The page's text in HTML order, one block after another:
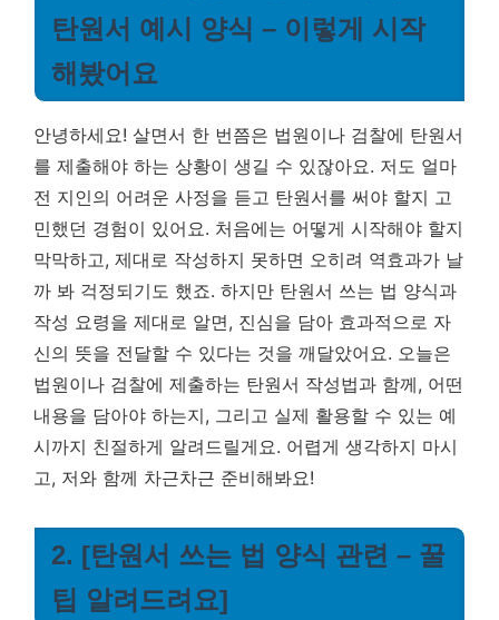
탄원서 예시 양식 – 이렇게 시작
해봤어요
안녕하세요! 살면서 한 번쯤은 법원이나 검찰에 탄원서
를 제출해야 하는 상황이 생길 수 있잖아요. 저도 얼마
전 지인의 어려운 사정을 듣고 탄원서를 써야 할지 고
민했던 경험이 있어요. 처음에는 어떻게 시작해야 할지
막막하고, 제대로 작성하지 못하면 오히려 역효과가 날
까 봐 걱정되기도 했죠. 하지만 탄원서 쓰는 법 양식과
작성 요령을 제대로 알면, 진심을 담아 효과적으로 자
신의 뜻을 전달할 수 있다는 것을 깨달았어요. 오늘은
법원이나 검찰에 제출하는 탄원서 작성법과 함께, 어떤
내용을 담아야 하는지, 그리고 실제 활용할 수 있는 예
시까지 친절하게 알려드릴게요. 어렵게 생각하지 마시
고, 저와 함께 차근차근 준비해봐요!
2. [탄원서 쓰는 법 양식 관련 – 꿀
팁 알려드려요]